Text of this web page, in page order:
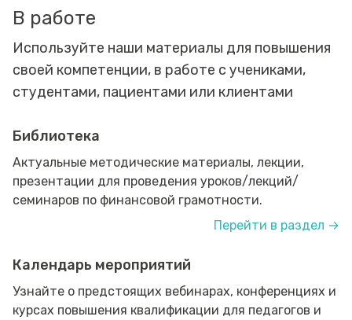
В работе
Используйте наши материалы для повышения
своей компетенции, в работе с учениками,
студентами, пациентами или клиентами
Библиотека
Актуальные методические материалы, лекции,
презентации для проведения уроков/лекций/
семинаров по финансовой грамотности.
Перейти в раздел →
Календарь мероприятий
Узнайте о предстоящих вебинарах, конференциях и
курсах повышения квалификации для педагогов и